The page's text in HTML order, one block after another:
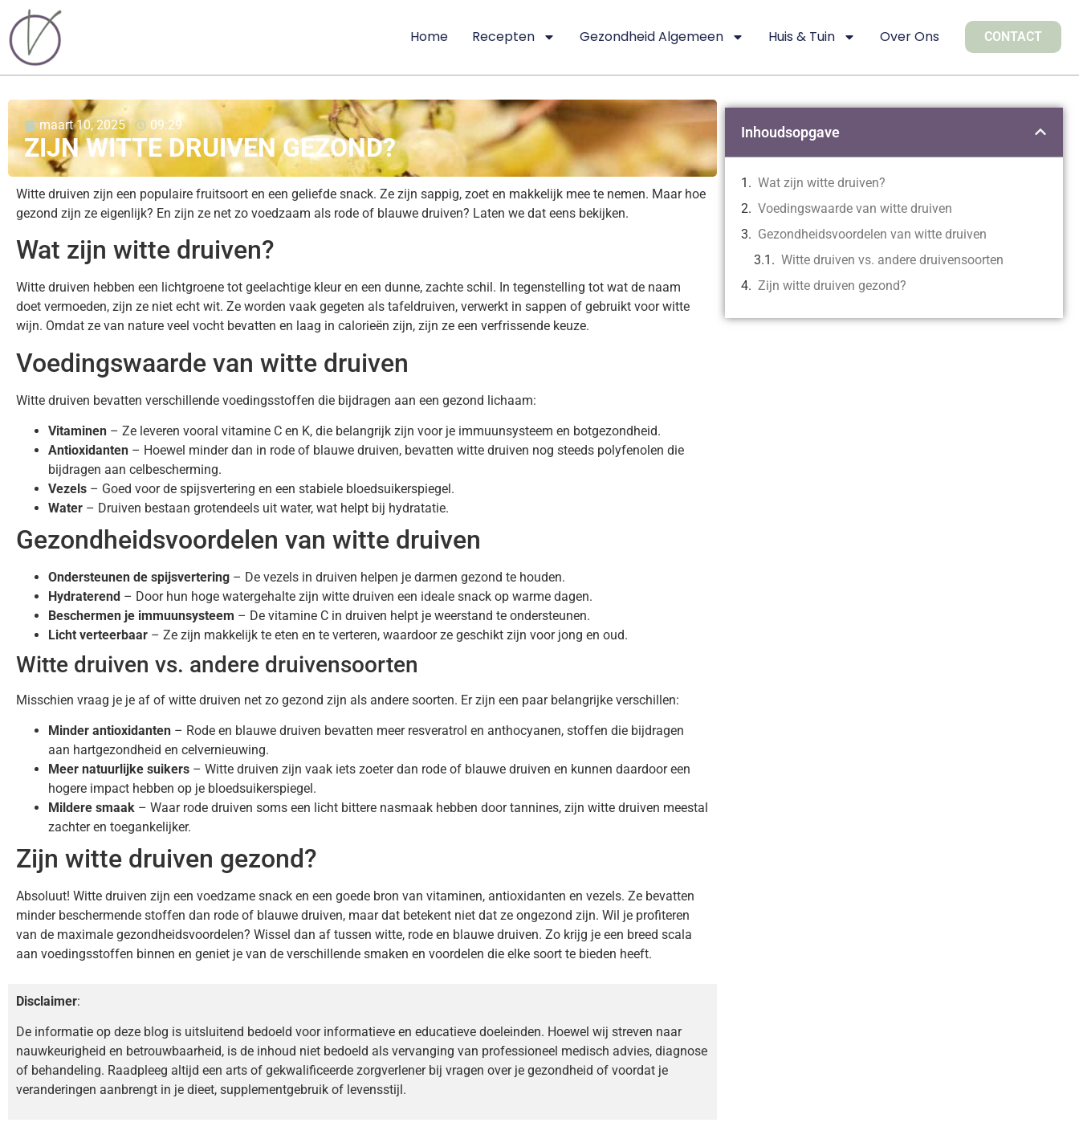
Home Recepten Gezondheid Algemeen Huis & Tuin Over Ons CONTACT
maart 10, 2025 09:29
ZIJN WITTE DRUIVEN GEZOND?
Witte druiven zijn een populaire fruitsoort en een geliefde snack. Ze zijn sappig, zoet en makkelijk mee te nemen. Maar hoe
gezond zijn ze eigenlijk? En zijn ze net zo voedzaam als rode of blauwe druiven? Laten we dat eens bekijken.
Wat zijn witte druiven?
Witte druiven hebben een lichtgroene tot geelachtige kleur en een dunne, zachte schil. In tegenstelling tot wat de naam
doet vermoeden, zijn ze niet echt wit. Ze worden vaak gegeten als tafeldruiven, verwerkt in sappen of gebruikt voor witte
wijn. Omdat ze van nature veel vocht bevatten en laag in calorieën zijn, zijn ze een verfrissende keuze.
Voedingswaarde van witte druiven
Witte druiven bevatten verschillende voedingsstoffen die bijdragen aan een gezond lichaam:
Vitaminen – Ze leveren vooral vitamine C en K, die belangrijk zijn voor je immuunsysteem en botgezondheid.
Antioxidanten – Hoewel minder dan in rode of blauwe druiven, bevatten witte druiven nog steeds polyfenolen die
bijdragen aan celbescherming.
Vezels – Goed voor de spijsvertering en een stabiele bloedsuikerspiegel.
Water – Druiven bestaan grotendeels uit water, wat helpt bij hydratatie.
Gezondheidsvoordelen van witte druiven
Ondersteunen de spijsvertering – De vezels in druiven helpen je darmen gezond te houden.
Hydraterend – Door hun hoge watergehalte zijn witte druiven een ideale snack op warme dagen.
Beschermen je immuunsysteem – De vitamine C in druiven helpt je weerstand te ondersteunen.
Licht verteerbaar – Ze zijn makkelijk te eten en te verteren, waardoor ze geschikt zijn voor jong en oud.
Witte druiven vs. andere druivensoorten
Misschien vraag je je af of witte druiven net zo gezond zijn als andere soorten. Er zijn een paar belangrijke verschillen:
Minder antioxidanten – Rode en blauwe druiven bevatten meer resveratrol en anthocyanen, stoffen die bijdragen
aan hartgezondheid en celvernieuwing.
Meer natuurlijke suikers – Witte druiven zijn vaak iets zoeter dan rode of blauwe druiven en kunnen daardoor een
hogere impact hebben op je bloedsuikerspiegel.
Mildere smaak – Waar rode druiven soms een licht bittere nasmaak hebben door tannines, zijn witte druiven meestal
zachter en toegankelijker.
Zijn witte druiven gezond?
Absoluut! Witte druiven zijn een voedzame snack en een goede bron van vitaminen, antioxidanten en vezels. Ze bevatten
minder beschermende stoffen dan rode of blauwe druiven, maar dat betekent niet dat ze ongezond zijn. Wil je profiteren
van de maximale gezondheidsvoordelen? Wissel dan af tussen witte, rode en blauwe druiven. Zo krijg je een breed scala
aan voedingsstoffen binnen en geniet je van de verschillende smaken en voordelen die elke soort te bieden heeft.
Disclaimer:
De informatie op deze blog is uitsluitend bedoeld voor informatieve en educatieve doeleinden. Hoewel wij streven naar
nauwkeurigheid en betrouwbaarheid, is de inhoud niet bedoeld als vervanging van professioneel medisch advies, diagnose
of behandeling. Raadpleeg altijd een arts of gekwalificeerde zorgverlener bij vragen over je gezondheid of voordat je
veranderingen aanbrengt in je dieet, supplementgebruik of levensstijl.
Inhoudsopgave
Wat zijn witte druiven?
Voedingswaarde van witte druiven
Gezondheidsvoordelen van witte druiven
Witte druiven vs. andere druivensoorten
Zijn witte druiven gezond?